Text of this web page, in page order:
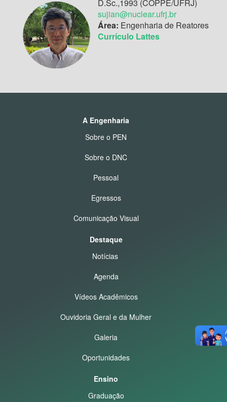
D.Sc.,1993 (COPPE/UFRJ)
sujian@nuclear.ufrj.br
Área: Engenharia de Reatores
Currículo Lattes
A Engenharia
Sobre o PEN
Sobre o DNC
Pessoal
Egressos
Comunicação Visual
Destaque
Notícias
Agenda
Vídeos Acadêmicos
Ouvidoria Geral e da Mulher
Galeria
Oportunidades
Ensino
Graduação